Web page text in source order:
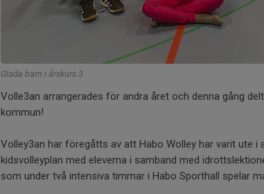
Glada barn i årskurs 3
Volle3an arrangerades för andra året och denna gång
kommun!
Volley3an har föregåtts av att Habo Wolley har varit ute
kidsvolleyplan med eleverna i samband med
som under två intensiva timmar i Habo Sporthall spelar